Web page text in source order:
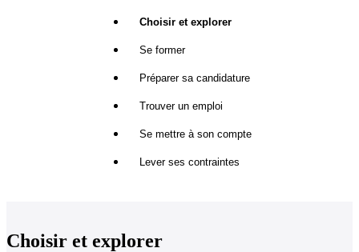
Choisir et explorer
Se former
Préparer sa candidature
Trouver un emploi
Se mettre à son compte
Lever ses contraintes
Choisir et explorer